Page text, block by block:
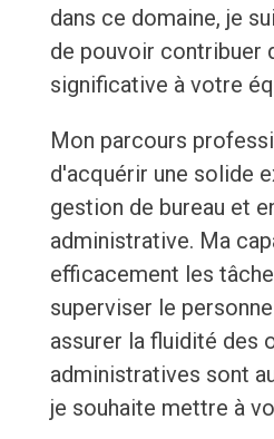
dans ce domaine, je
de pouvoir contribuer
significative à votre
Mon parcours
d'acquérir une solide
gestion de bureau et
administrative. Ma
efficacement les
superviser le
assurer la fluidité des
administratives sont
je souhaite mettre à